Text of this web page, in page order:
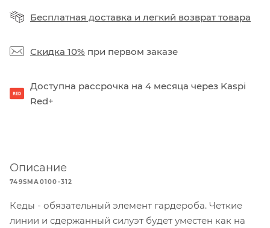
Бесплатная доставка и легкий возврат товара
Скидка 10% при первом заказе
Доступна рассрочка на 4 месяца через Kaspi
Red+
Описание
749SMA0100-312
Кеды - обязательный элемент гардероба. Четкие
линии и сдержанный силуэт будет уместен как на